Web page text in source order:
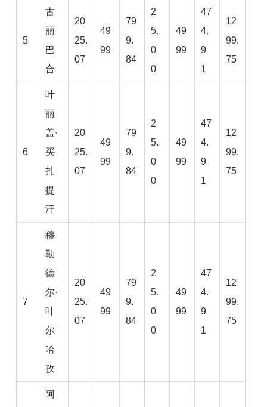
5
古
丽
巴
合
20
25.
07
49
99
79
9.
84
2
5.
0
0
49
99
47
4.
9
1
12
99.
75
6
叶
丽
盖·
买
扎
提
汗
20
25.
07
49
99
79
9.
84
2
5.
0
0
49
99
47
4.
9
1
12
99.
75
7
穆
勒
德
尔·
叶
尔
哈
孜
20
25.
07
49
99
79
9.
84
2
5.
0
0
49
99
47
4.
9
1
12
99.
75
阿